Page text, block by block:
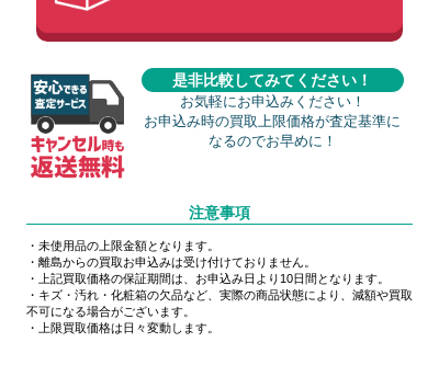
是非比較してみてください！
お気軽にお申込みください！
お申込み時の買取上限価格が査定基準に
なるのでお早めに！
注意事項
・未使用品の上限金額となります。
・離島からの買取お申込みは受け付けておりません。
・上記買取価格の保証期間は、お申込み日より10日間となります。
・キズ・汚れ・化粧箱の欠品など、実際の商品状態により、減額や買取
不可になる場合がございます。
・上限買取価格は日々変動します。